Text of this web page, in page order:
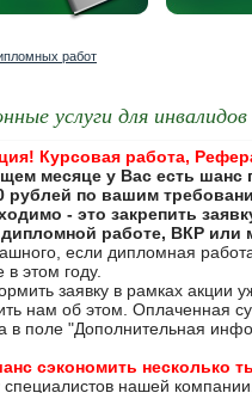
работ
услуги для инвалидов
Курсовая работа,
месяце у Вас есть
рублей по вашим
- это закрепить
работе, ВКР или
если дипломная
этом году.
заявку в рамках акции
нам об этом. Оплаченная
в поле "Дополнительная
сэкономить несколько
нашей компании.